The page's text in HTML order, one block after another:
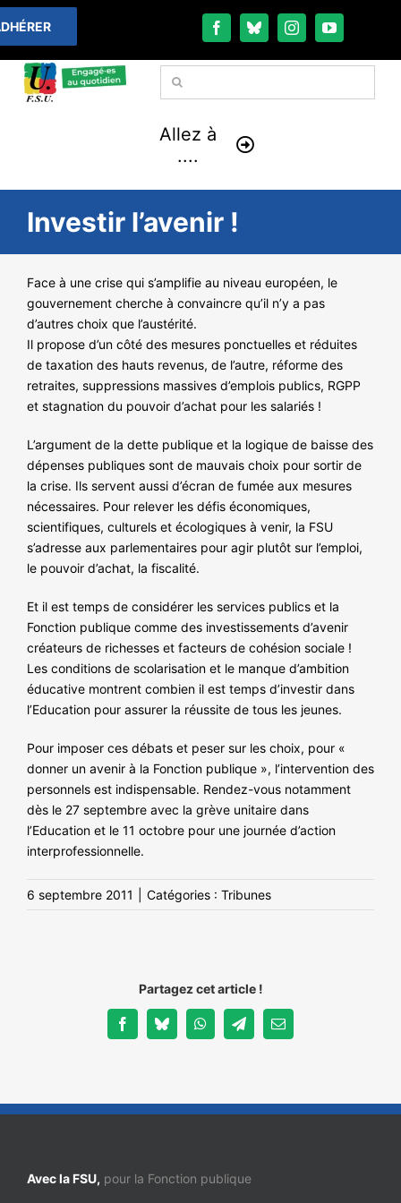
Passer
au
contenu
Rechercher:
Allez à
....
À LA UNE
THÉMATIQUES
LA VIE FÉDÉRALE
COMMUNIQUÉS
NOS ACTIONS
Investir l’avenir !
Face à une crise qui s’amplifie au niveau européen, le
gouvernement cherche à convaincre qu’il n’y a pas
d’autres choix que l’austérité.
Il propose d’un côté des mesures ponctuelles et réduites
de taxation des hauts revenus, de l’autre, réforme des
retraites, suppressions massives d’emplois publics, RGPP
et stagnation du pouvoir d’achat pour les salariés !
L’argument de la dette publique et la logique de baisse des
dépenses publiques sont de mauvais choix pour sortir de
la crise. Ils servent aussi d’écran de fumée aux mesures
nécessaires. Pour relever les défis économiques,
scientifiques, culturels et écologiques à venir, la FSU
s’adresse aux parlementaires pour agir plutôt sur l’emploi,
le pouvoir d’achat, la fiscalité.
Et il est temps de considérer les services publics et la
Fonction publique comme des investissements d’avenir
créateurs de richesses et facteurs de cohésion sociale !
Les conditions de scolarisation et le manque d’ambition
éducative montrent combien il est temps d’investir dans
l’Education pour assurer la réussite de tous les jeunes.
Pour imposer ces débats et peser sur les choix, pour «
donner un avenir à la Fonction publique », l’intervention des
personnels est indispensable. Rendez-vous notamment
dès le 27 septembre avec la grève unitaire dans
l’Education et le 11 octobre pour une journée d’action
interprofessionnelle.
6 septembre 2011 Catégories : Tribunes
Partagez cet article !
FacebookBlueskyWhatsAppTelegramEmail
Avec la FSU, pour la Fonction publique